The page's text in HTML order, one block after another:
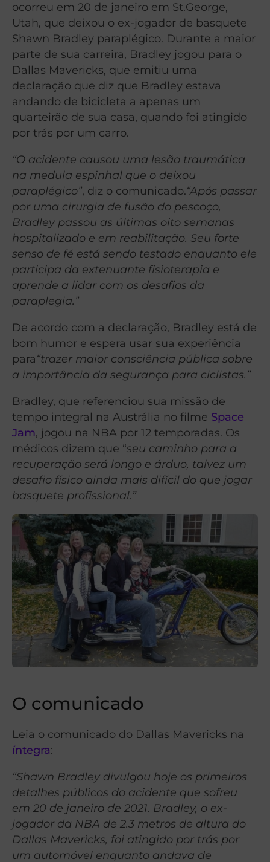
ocorreu em 20 de janeiro em St.George,
Utah, que deixou o ex-jogador de basquete
Shawn Bradley paraplégico. Durante a maior
parte de sua carreira, Bradley jogou para o
Dallas Mavericks, que emitiu uma
declaração que diz que Bradley estava
andando de bicicleta a apenas um
quarteirão de sua casa, quando foi atingido
por trás por um carro.
“O acidente causou uma lesão traumática
na medula espinhal que o deixou
paraplégico”, diz o comunicado.“Após passar
por uma cirurgia de fusão do pescoço,
Bradley passou as últimas oito semanas
hospitalizado e em reabilitação. Seu forte
senso de fé está sendo testado enquanto ele
participa da extenuante fisioterapia e
aprende a lidar com os desafios da
paraplegia.”
De acordo com a declaração, Bradley está de
bom humor e espera usar sua experiência
para“trazer maior consciência pública sobre
a importância da segurança para ciclistas.”
Bradley, que referenciou sua missão de
tempo integral na Austrália no filme Space
Jam, jogou na NBA por 12 temporadas. Os
médicos dizem que “seu caminho para a
recuperação será longo e árduo, talvez um
desafio físico ainda mais difícil do que jogar
basquete profissional.”
O comunicado
Leia o comunicado do Dallas Mavericks na
íntegra:
“Shawn Bradley divulgou hoje os primeiros
detalhes públicos do acidente que sofreu
em 20 de janeiro de 2021. Bradley, o ex-
jogador da NBA de 2.3 metros de altura do
Dallas Mavericks, foi atingido por trás por
um automóvel enquanto andava de